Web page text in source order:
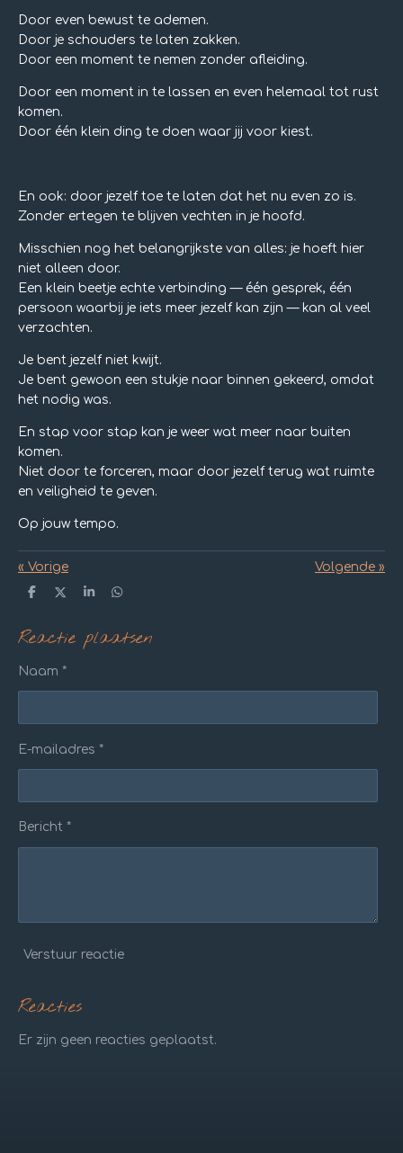
Door even bewust te ademen.
Door je schouders te laten zakken.
Door een moment te nemen zonder afleiding.
Door een moment in te lassen en even helemaal tot rust
komen.
Door één klein ding te doen waar jij voor kiest.
En ook: door jezelf toe te laten dat het nu even zo is.
Zonder ertegen te blijven vechten in je hoofd.
Misschien nog het belangrijkste van alles: je hoeft hier
niet alleen door.
Een klein beetje echte verbinding — één gesprek, één
persoon waarbij je iets meer jezelf kan zijn — kan al veel
verzachten.
Je bent jezelf niet kwijt.
Je bent gewoon een stukje naar binnen gekeerd, omdat
het nodig was.
En stap voor stap kan je weer wat meer naar buiten
komen.
Niet door te forceren, maar door jezelf terug wat ruimte
en veiligheid te geven.
Op jouw tempo.
« Vorige Volgende »
D
e
n
D
l
S
r
e
D
e
Reactie plaatsen
Naam *
E-mailadres *
Bericht *
Verstuur reactie
Reacties
Er zijn geen reacties geplaatst.